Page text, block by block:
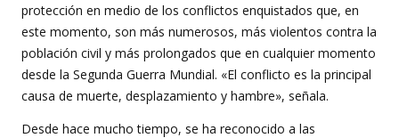
protección en medio de los conflictos enquistados que, en
este momento, son más numerosos, más violentos contra la
población civil y más prolongados que en cualquier momento
desde la Segunda Guerra Mundial. «El conflicto es la principal
causa de muerte, desplazamiento y hambre», señala.
Desde hace mucho tiempo, se ha reconocido a las